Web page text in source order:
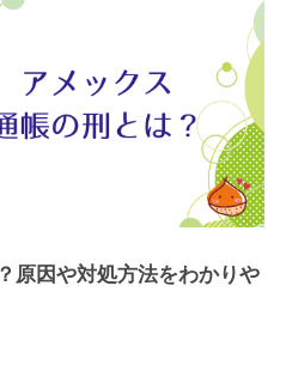
原因や対処方法をわかりや